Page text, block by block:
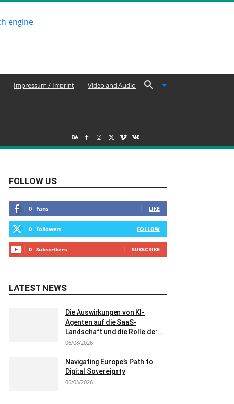
Impressum / Imprint Video and Audio
FOLLOW US
0 Fans LIKE
0 Followers FOLLOW
0 Subscribers SUBSCRIBE
LATEST NEWS
Die Auswirkungen von KI-
Agenten auf die SaaS-
Landschaft und die Rolle der...
06/08/2026
Navigating Europe’s Path to
Digital Sovereignty
06/08/2026